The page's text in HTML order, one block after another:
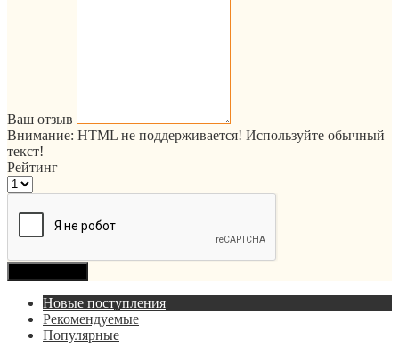
Ваш отзыв
Внимание: HTML не поддерживается! Используйте обычный
текст!
Рейтинг
Новые поступления
Рекомендуемые
Популярные